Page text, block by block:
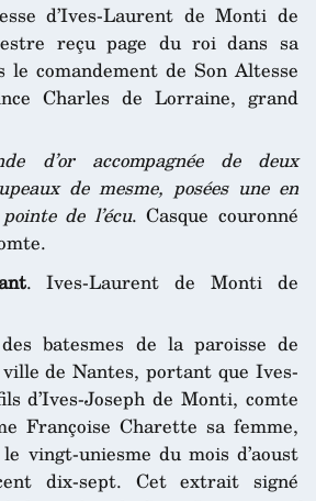
d’Ives-Laurent de Monti de
reçu page du roi dans sa
le comandement de Son Altesse
Charles de Lorraine, grand
d’or accompagnée de deux
de mesme, posées une en
de l’écu. Casque couronné
. Ives-Laurent de Monti de
batesmes de la paroisse de
de Nantes, portant que Ives-
d’Ives-Joseph de Monti, comte
Françoise Charette sa femme,
vingt-uniesme du mois d’aoust
dix-sept. Cet extrait signé